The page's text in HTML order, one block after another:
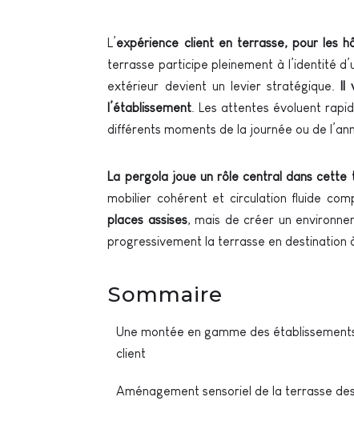
L’expérience client en terrasse, pour les
terrasse participe pleinement à l’identité
extérieur devient un levier stratégique.
l’établissement . Les attentes évoluent
différents moments de la journée ou de
La pergola joue un rôle central dans cette
mobilier cohérent et circulation fluide
places assises, mais de créer un
progressivement la terrasse en destination
Sommaire
Une montée en gamme des
client
Aménagement sensoriel de la terrasse des